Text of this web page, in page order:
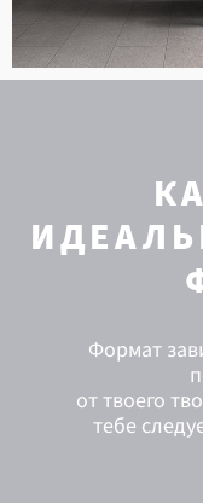
Формат
от твоего
тебе